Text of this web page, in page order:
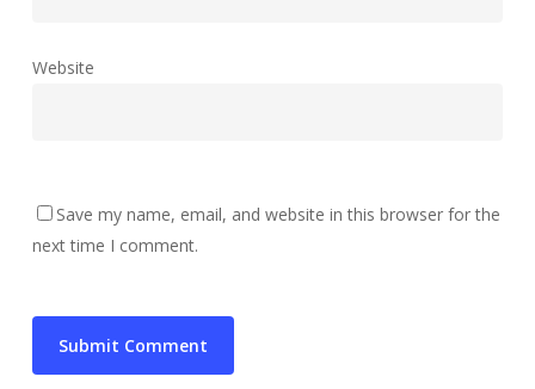
Website
Save my name, email, and website in this browser for the
next time I comment.